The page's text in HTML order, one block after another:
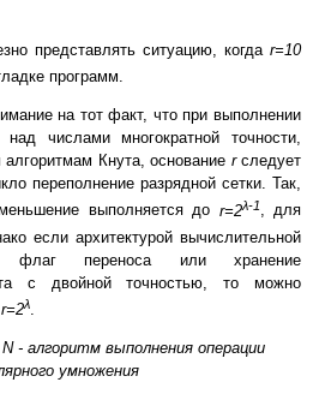
представлять ситуацию, когда r=10
программ.
на тот факт, что при выполнении
числами многократной точности,
Кнута, основание rследует
переполнение разрядной сетки. Так,
выполняется до r=2λ-1, для
если архитектурой вычислительной
флаг переноса или хранение
с двойной точностью, то можно
r=2λ.
- алгоритм выполнения операции
умножения